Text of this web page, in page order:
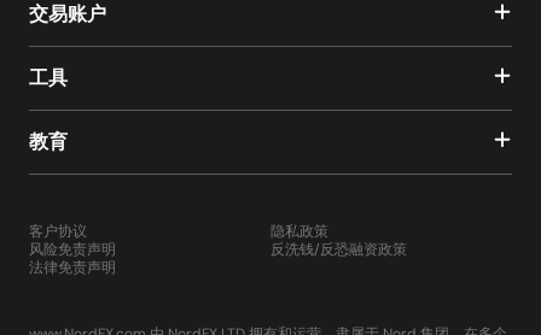
交易账户
工具
教育
客户协议
风险免责声明
法律免责声明
隐私政策
反洗钱/反恐融资政策